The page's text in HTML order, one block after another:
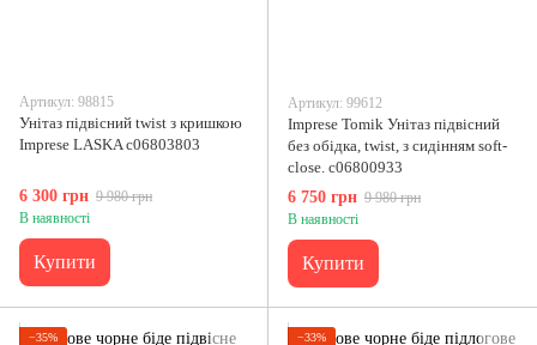
Артикул: 98815
Унітаз підвісний twist з кришкою
Imprese LASKA c06803803
6 300 грн 9 980 грн
В наявності
Купити
Артикул: 99612
Imprese Tomik Унітаз підвісний
без обідка, twist, з сидінням soft-
close. с06800933
6 750 грн 9 980 грн
В наявності
Купити
−35% −33%